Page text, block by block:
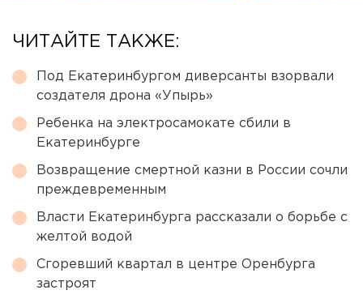
ЧИТАЙТЕ ТАКЖЕ:
Под Екатеринбургом диверсанты взорвали
создателя дрона «Упырь»
Ребенка на электросамокате сбили в
Екатеринбурге
Возвращение смертной казни в России сочли
преждевременным
Власти Екатеринбурга рассказали о борьбе с
желтой водой
Сгоревший квартал в центре Оренбурга
застроят